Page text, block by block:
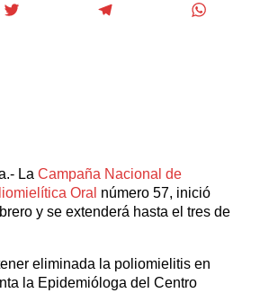
La Campaña Nacional de
Oral número 57, inició
y se extenderá hasta el tres de
eliminada la poliomielitis en
la Epidemióloga del Centro